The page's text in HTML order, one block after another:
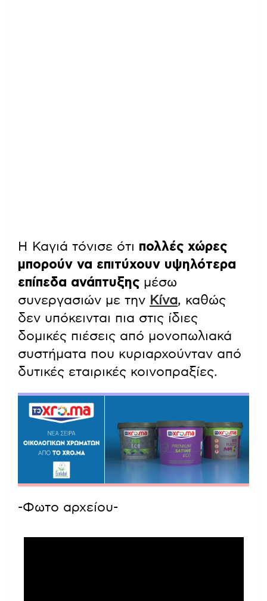
Η Καγιά τόνισε ότι πολλές χώρες
μπορούν να επιτύχουν υψηλότερα
επίπεδα ανάπτυξης μέσω
συνεργασιών με την Κίνα, καθώς
δεν υπόκεινται πια στις ίδιες
δομικές πιέσεις από μονοπωλιακά
συστήματα που κυριαρχούνταν από
δυτικές εταιρικές κοινοπραξίες.
-Φωτο αρχείου-